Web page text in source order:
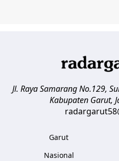
Jl. Raya Samarang No.129,
Kabupaten Garut,
Garut
Nasional